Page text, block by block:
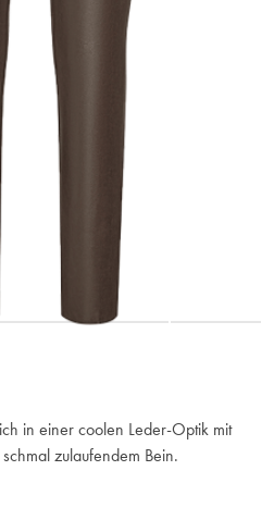
in einer coolen Leder-Optik mit
zulaufendem Bein.